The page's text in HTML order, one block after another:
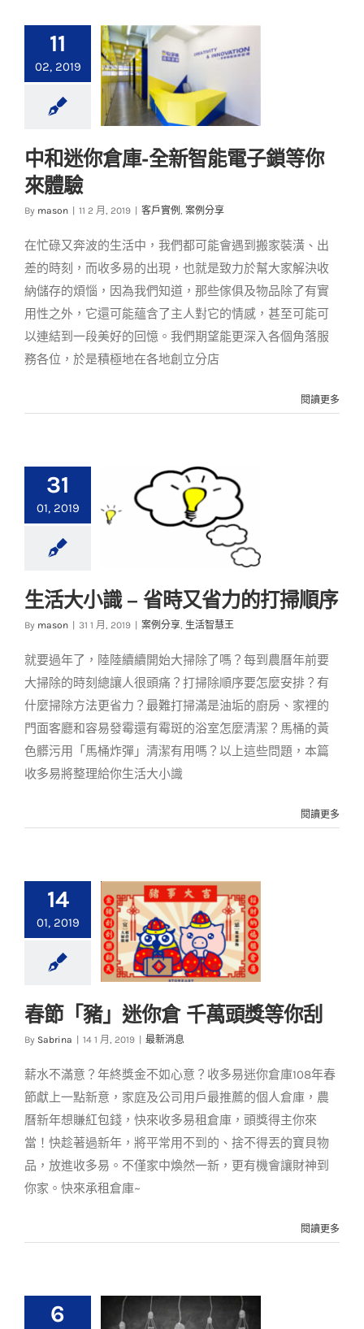
11
02, 2019
客戶實例 案例分享
中和迷你倉庫-全新智能電子鎖等你
來體驗
By mason 11 2 月, 2019 客戶實例 , 案例分享
在忙碌又奔波的生活中，我們都可能會遇到搬家裝潢、出
差的時刻，而收多易的出現，也就是致力於幫大家解決收
納儲存的煩惱，因為我們知道，那些傢俱及物品除了有實
用性之外，它還可能蘊含了主人對它的情感，甚至可能可
以連結到一段美好的回憶。我們期望能更深入各個角落服
務各位，於是積極地在各地創立分店
閱讀更多
31
01, 2019
案例分享 生活智慧王
生活大小識 – 省時又省力的打掃順序
By mason 31 1 月, 2019 案例分享, 生活智慧王
就要過年了，陸陸續續開始大掃除了嗎？每到農曆年前要
大掃除的時刻總讓人很頭痛？打掃除順序要怎麼安排？有
什麼掃除方法更省力？最難打掃滿是油垢的廚房、家裡的
門面客廳和容易發霉還有霉斑的浴室怎麼清潔？馬桶的黃
色髒污用「馬桶炸彈」清潔有用嗎？以上這些問題，本篇
收多易將整理給你生活大小識
閱讀更多
14
01, 2019
春節「豬」迷你倉 千
萬頭獎等你刮
春節「豬」迷你倉 千萬頭獎等你刮
By Sabrina 14 1 月, 2019 最新消息
薪水不滿意？年終獎金不如心意？收多易迷你倉庫108年春
節獻上一點新意，家庭及公司用戶最推薦的個人倉庫，農
曆新年想賺紅包錢，快來收多易租倉庫，頭獎得主你來
當！快趁著過新年，將平常用不到的、捨不得丟的寶貝物
品，放進收多易。不僅家中煥然一新，更有機會讓財神到
你家。快來承租倉庫~
閱讀更多
6